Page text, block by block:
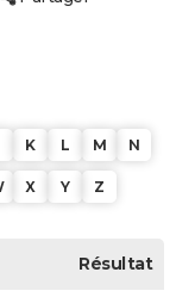
K L M N
X Y Z
Résultat